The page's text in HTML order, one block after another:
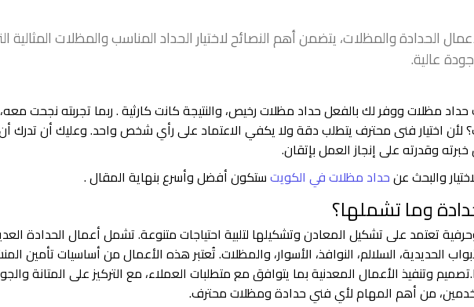
الحدادة والمظلات، يتضمن أهم النصائح لاختيار الحداد المناسب والمظلات المثالية
عالية.
مظلات ووفر لك بالفعل حداد مظلات رخيص، والنتيجة كانت كارثية . ربما تجربته نجحت معه،
لأن اختيار فني محترف يتطلب دقة ولا يكفي الاعتماد على رأي شخص واحد. وعليك أن تدرك
وقدرته على إنجاز العمل بإتقان.
والبحث عنحداد مظلات في الكويتستكون أفضل وأسرع بنهاية المقال .
وما تشملها؟
تعتمد على تشكيل المعادن وتشكيلها لتلبية احتياجات متنوعة. تشمل أعمال الحدادة
الحديدية، السلالم، النوافذ، الأسوار، والمظلات. تُعتبر هذه الأعمال من أساسيات تأمين
وتنفيذ الأعمال المعدنية بما يتوافق مع متطلبات العملاء، مع التركيز على المتانة
من أهم المهام لأي فني حدادة ومظلات محترف.